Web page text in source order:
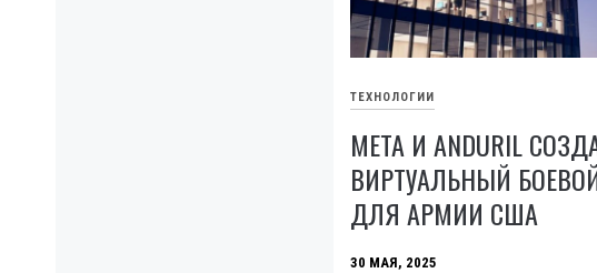
ТЕХНОЛОГИИ
META И ANDURIL
ВИРТУАЛЬНЫЙ
ДЛЯ АРМИИ США
30 МАЯ, 2025